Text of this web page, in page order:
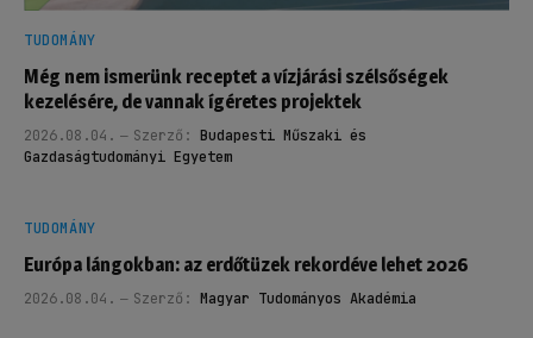
TUDOMÁNY
Még nem ismerünk receptet a vízjárási szélsőségek
kezelésére, de vannak ígéretes projektek
2026.08.04. Szerző: Budapesti Műszaki és
Gazdaságtudományi Egyetem
TUDOMÁNY
Európa lángokban: az erdőtüzek rekordéve lehet 2026
2026.08.04. Szerző: Magyar Tudományos Akadémia